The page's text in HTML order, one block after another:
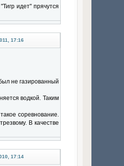
идет" прячутся
17:16
не газированный
водкой. Таким
соревнование.
В качестве
17:14